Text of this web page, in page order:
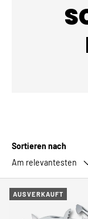
Sortieren nach
Am relevantesten
AUSVERKAUFT